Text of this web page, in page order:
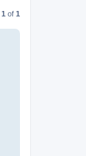
1 of 1